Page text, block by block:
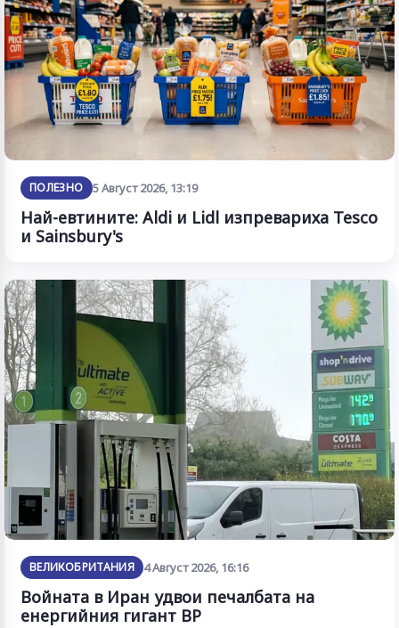
ПОЛЕЗНО 5 Август 2026, 13:19
Най-евтините: Aldi и Lidl изпревариха Tesco
и Sainsbury's
ВЕЛИКОБРИТАНИЯ 4 Август 2026, 16:16
Войната в Иран удвои печалбата на
енергийния гигант BP